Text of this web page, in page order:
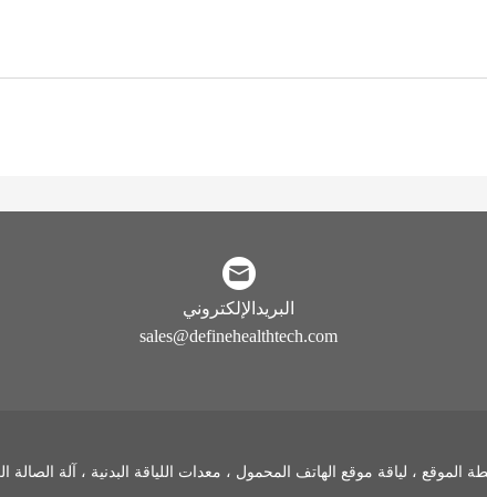
البريدالإلكتروني
sales@definehealthtech.com
، خريطة الموقع ، لياقة موقع الهاتف المحمول ، معدات اللياقة البدنية ،